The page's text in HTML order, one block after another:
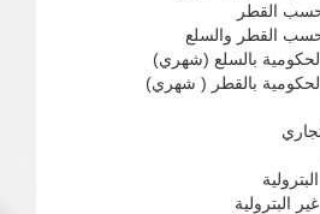
حسب القطر
حسب القطر والسلع
بالسلع (شهري)
بالقطر ( شهري)
البترولية